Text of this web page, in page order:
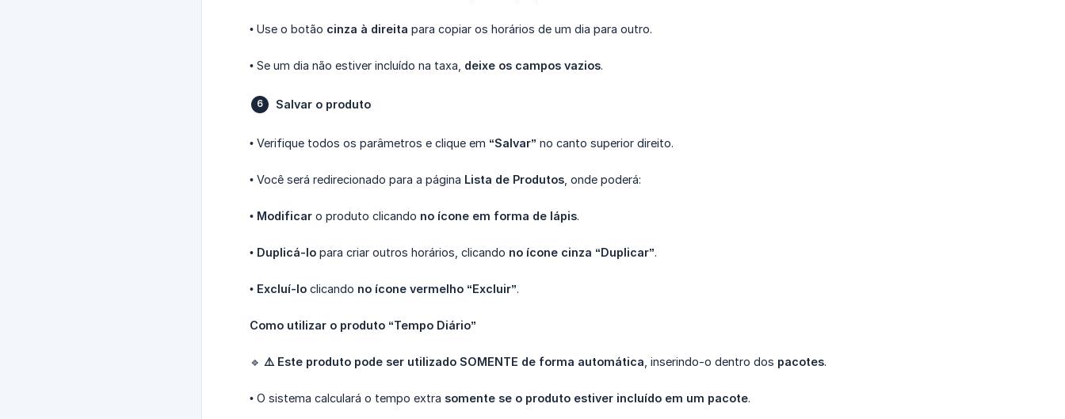
• Use o botão cinza à direita para copiar os horários de um dia para outro.
• Se um dia não estiver incluído na taxa, deixe os campos vazios.
Salvar o produto
• Verifique todos os parâmetros e clique em “Salvar” no canto superior direito.
• Você será redirecionado para a página Lista de Produtos , onde poderá:
• Modificar o produto clicando no ícone em forma de lápis.
• Duplicá-lo para criar outros horários, clicando no ícone cinza “Duplicar”.
• Excluí-lo clicando no ícone vermelho “Excluir”.
Como utilizar o produto “Tempo Diário”
🔹 ⚠️ Este produto pode ser utilizado SOMENTE de forma automática , inserindo-o dentro dos pacotes.
• O sistema calculará o tempo extra somente se o produto estiver incluído em um pacote.